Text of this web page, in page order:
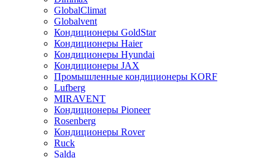
GlobalClimat
Globalvent
Кондиционеры GoldStar
Кондиционеры Haier
Кондиционеры Hyundai
Кондиционеры JAX
Промышленные кондиционеры KORF
Lufberg
MIRAVENT
Кондиционеры Pioneer
Rosenberg
Кондиционеры Rover
Ruck
Salda